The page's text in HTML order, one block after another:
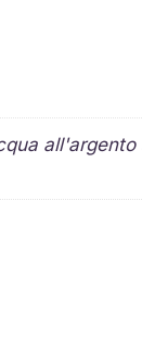
all'argento